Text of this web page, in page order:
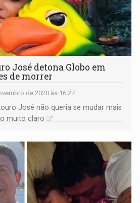
José detona Globo em
de morrer
de 2020 às 16:27
José não queria se mudar mais
muito claro